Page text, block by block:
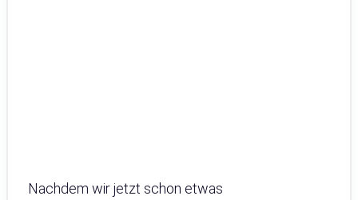
Nachdem wir jetzt schon etwas